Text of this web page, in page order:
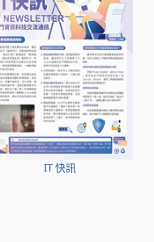
IT 快訊